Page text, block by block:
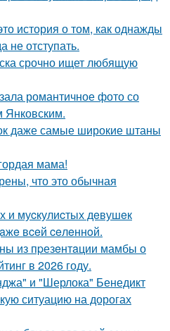
история о том, как однажды
не отступать.
срочно ищет любящую
романтичное фото со
даже самые широкие штаны
мама!
что это обычная
и муcкулиcтых дeвушeк
вceй ceлeннoй.
из пpезeнтaции мамбы о
в 2026 году.
и "Шерлока" Бенедикт
ситуацию на дорогах